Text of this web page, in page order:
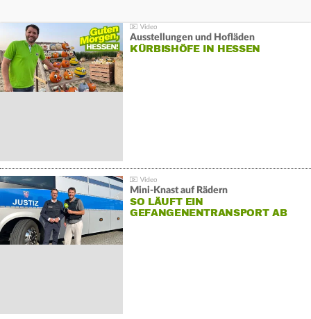
Ausstellungen und Hofläden
KÜRBISHÖFE IN HESSEN
Mini-Knast auf Rädern
SO LÄUFT EIN
GEFANGENENTRANSPORT AB